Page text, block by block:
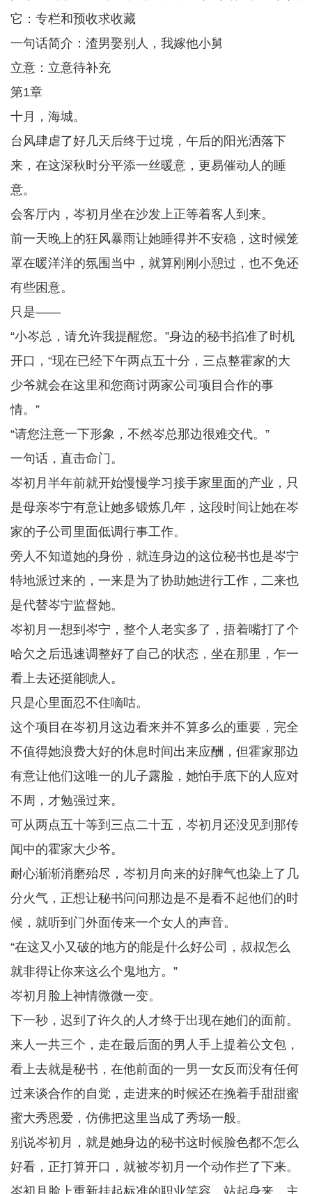
它：专栏和预收求收藏
一句话简介：渣男娶别人，我嫁他小舅
立意：立意待补充
第1章
十月，海城。
台风肆虐了好几天后终于过境，午后的阳光洒落下
来，在这深秋时分平添一丝暖意，更易催动人的睡
意。
会客厅内，岑初月坐在沙发上正等着客人到来。
前一天晚上的狂风暴雨让她睡得并不安稳，这时候笼
罩在暖洋洋的氛围当中，就算刚刚小憩过，也不免还
有些困意。
只是——
“小岑总，请允许我提醒您。”身边的秘书掐准了时机
开口，“现在已经下午两点五十分，三点整霍家的大
少爷就会在这里和您商讨两家公司项目合作的事
情。”
“请您注意一下形象，不然岑总那边很难交代。”
一句话，直击命门。
岑初月半年前就开始慢慢学习接手家里面的产业，只
是母亲岑宁有意让她多锻炼几年，这段时间让她在岑
家的子公司里面低调行事工作。
旁人不知道她的身份，就连身边的这位秘书也是岑宁
特地派过来的，一来是为了协助她进行工作，二来也
是代替岑宁监督她。
岑初月一想到岑宁，整个人老实多了，捂着嘴打了个
哈欠之后迅速调整好了自己的状态，坐在那里，乍一
看上去还挺能唬人。
只是心里面忍不住嘀咕。
这个项目在岑初月这边看来并不算多么的重要，完全
不值得她浪费大好的休息时间出来应酬，但霍家那边
有意让他们这唯一的儿子露脸，她怕手底下的人应对
不周，才勉强过来。
可从两点五十等到三点二十五，岑初月还没见到那传
闻中的霍家大少爷。
耐心渐渐消磨殆尽，岑初月向来的好脾气也染上了几
分火气，正想让秘书问问那边是不是看不起他们的时
候，就听到门外面传来一个女人的声音。
“在这又小又破的地方的能是什么好公司，叔叔怎么
就非得让你来这么个鬼地方。”
岑初月脸上神情微微一变。
下一秒，迟到了许久的人才终于出现在她们的面前。
来人一共三个，走在最后面的男人手上提着公文包，
看上去就是秘书，在他前面的一男一女反而没有任何
过来谈合作的自觉，走进来的时候还在挽着手甜甜蜜
蜜大秀恩爱，仿佛把这里当成了秀场一般。
别说岑初月，就是她身边的秘书这时候脸色都不怎么
好看，正打算开口，就被岑初月一个动作拦了下来。
岑初月脸上重新挂起标准的职业笑容，站起身来，主